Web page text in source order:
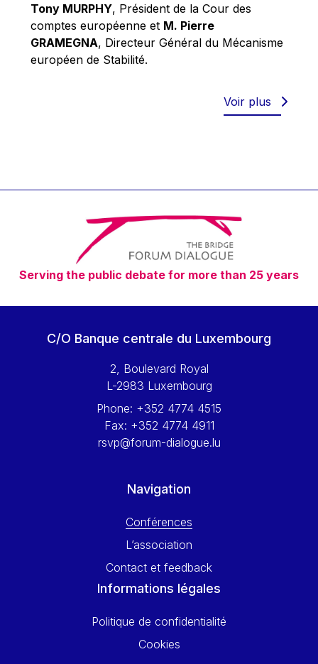
Richard Pelly
Robert Goebbels
Robert REYNDERS
Timothy Radcliffe
Vaclav Klaus
Vassilios Skouris
Vítor Manuel da Silva Caldeira
Viviane Reding
Walter Hagg
Wolfgang Ketterle
Yossi Beillin
Yves FRANCHET
Tony MURPHY, Président de la Cour des
comptes européenne et M. Pierre
GRAMEGNA, Directeur Général du Mécanisme
européen de Stabilité.
Voir plus
Serving the public debate for more than 25 years
C/O Banque centrale du Luxembourg
2, Boulevard Royal
L-2983 Luxembourg
Phone: +352 4774 4515
Fax: +352 4774 4911
rsvp@forum-dialogue.lu
Navigation
Conférences
L’association
Contact et feedback
Informations légales
Politique de confidentialité
Cookies